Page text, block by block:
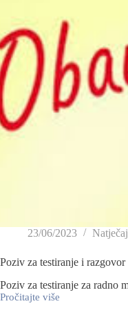
23/06/2023
Poziv za testiranje i razgovor
Poziv za testiranje za radno
Pročitajte više